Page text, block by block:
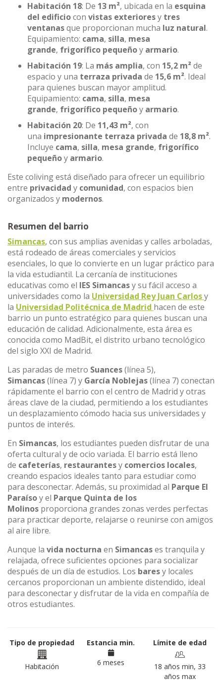
Habitación 18: De 13 m², ubicada en la esquina
del edificiocon vistas exterioresy tres
ventanasque proporcionan mucha luz natural.
Equipamiento: cama, silla, mesa
grande, frigorífico pequeñoy armario.
Habitación 19: La más amplia, con 15,2 m²de
espacio y una terraza privada de 15,6 m². Ideal
para quienes buscan mayor amplitud.
Equipamiento: cama, silla, mesa
grande, frigorífico pequeñoy armario.
Habitación 20: De 11,43 m², con
una impresionante terraza privada de 18,8 m².
Incluye cama, silla, mesa grande, frigorífico
pequeñoy armario.
Este coliving está diseñado para ofrecer un equilibrio
entre privacidad y comunidad, con espacios bien
organizados y modernos.
Resumen del barrio
Simancas, con sus amplias avenidas y calles arboladas,
está rodeado de áreas comerciales y servicios
esenciales, lo que lo convierte en un lugar práctico para
la vida estudiantil. La cercanía de instituciones
educativas como el IES Simancasy su fácil acceso a
universidades como la Universidad Rey Juan Carlosy
la Universidad Politécnica de Madrid hacen de este
barrio un punto estratégico para quienes buscan una
educación de calidad. Adicionalmente, esta área es
conocida como MadBit, el distrito urbano tecnológico
del siglo XXI de Madrid.
Las paradas de metro Suances(línea 5),
Simancas(línea 7) y García Noblejas(línea 7) conectan
rápidamente el barrio con el centro de Madrid y otras
áreas clave de la ciudad, permitiendo a los estudiantes
un desplazamiento cómodo hacia sus universidades y
puntos de interés.
En Simancas, los estudiantes pueden disfrutar de una
oferta cultural y de ocio variada. El barrio está lleno
de cafeterías, restaurantesy comercios locales,
creando espacios ideales tanto para estudiar como
para desconectar. Además, su proximidad al Parque El
Paraísoy el Parque Quinta de los
Molinos proporciona grandes zonas verdes perfectas
para practicar deporte, relajarse o reunirse con amigos
al aire libre.
Aunque la vida nocturna en Simancases tranquila y
relajada, ofrece suficientes opciones para socializar
después de un día de estudios. Los baresy locales
cercanos proporcionan un ambiente distendido, ideal
para desconectar y disfrutar de la vida en compañía de
otros estudiantes.
Tipo de propiedad
Habitación
Estancia min.
6 meses
Límite de edad
18 años min, 33
años max